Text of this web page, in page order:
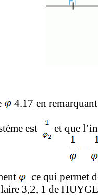
4.17 en
est et que
ce qui permet
3,2, 1 de